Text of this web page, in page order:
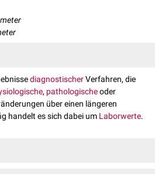
diagnostischerVerfahren, die
, pathologischeoder
über einen längeren
handelt es sich dabei um Laborwerte.